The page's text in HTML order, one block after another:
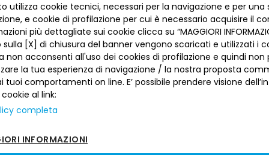
Dove siamo
Lavora con noi
Reclami
Numeri utili
INFORMAZIONI PER IL CLIENTE
Privacy
La tua scelta sui cookies
Informativa al pubblico
Sepa
Sicurezza
Depositi dormienti
ACCESSIBILITÀ E APP
SEGUICI SUI SOCIAL
utilizza cookie tecnici, necessari per la navigazione e per una
e cookie di profilazione per cui è necessario acquisire il
più dettagliate sui cookie clicca su “MAGGIORI
[X] di chiusura del banner vengono scaricati e utilizzati i
non acconsenti all'uso dei cookies di profilazione e quindi non
la tua esperienza di navigazione / la nostra proposta
tuoi comportamenti on line. E’ possibile prendere visione
al link:
completa
INFORMAZIONI